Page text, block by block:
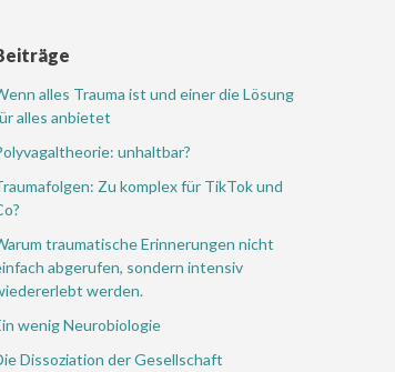
alles Trauma ist und einer die Lösung
alles anbietet
unhaltbar?
Zu komplex für TikTok und
traumatische Erinnerungen nicht
abgerufen, sondern intensiv
werden.
wenig Neurobiologie
Dissoziation der Gesellschaft